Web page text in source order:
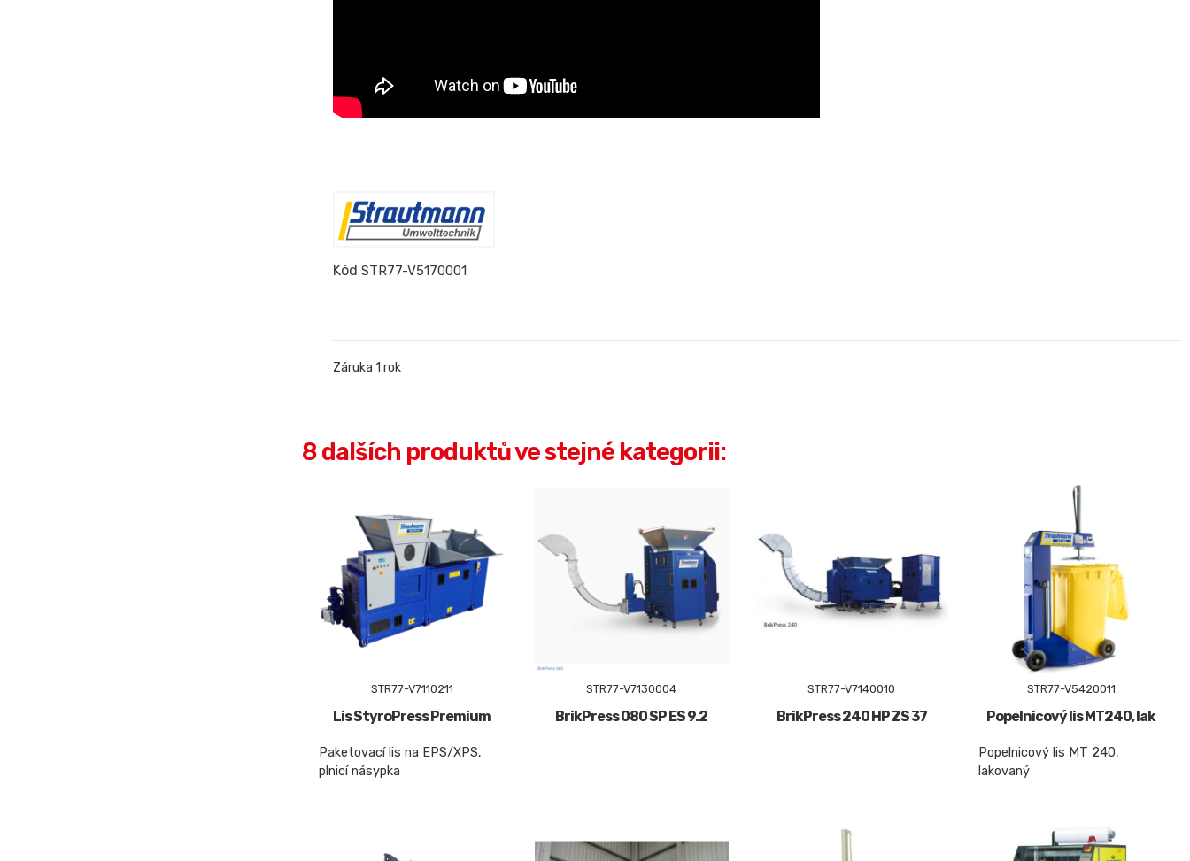
Kód STR77-V5170001
Záruka 1 rok
8 dalších produktů ve stejné kategorii:
STR77-V7110211
Lis StyroPress Premium
Paketovací lis na EPS/XPS,
plnicí násypka
STR77-V7130004
BrikPress 080 SP ES 9.2
STR77-V7140010
BrikPress 240 HP ZS 37
STR77-V5420011
Popelnicový lis MT240, lak
Popelnicový lis MT 240,
lakovaný